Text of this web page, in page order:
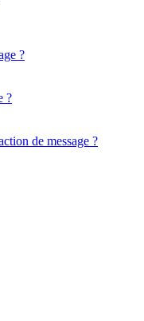
?
?
de message ?